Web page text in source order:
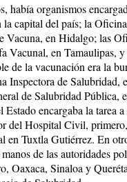
había organismos
capital del país; la
Vacuna, en Hidalgo; las
Vacunal, en Tamaulipas,
de la vacunación era la
Inspectora de Salubridad,
de Salubridad Pública,
encargaba la tarea
del Hospital Civil,
en Tuxtla Gutiérrez. En
de las autoridades
Oaxaca, Sinaloa y